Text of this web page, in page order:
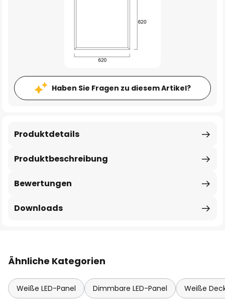
Haben Sie Fragen zu diesem Artikel?
Produktbeschreibung
Produktdetails
Bewertungen
Downloads
Ähnliche Kategorien
Weiße LED-Panel Dimmbare LED-Panel Weiße